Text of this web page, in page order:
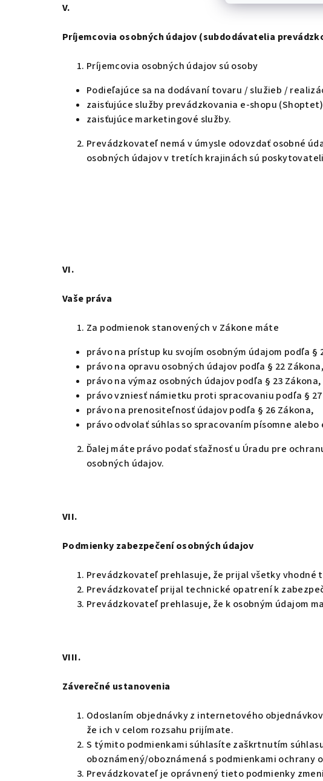
V.
Príjemcovia osobných údajov (subdodávatelia
Príjemcovia osobných údajov sú osoby
Podieľajúce sa na dodávaní tovaru / služieb /
zaisťujúce služby prevádzkovania e-shopu
zaisťujúce marketingové služby.
Prevádzkovateľ nemá v úmysle odovzdať osobné
osobných údajov v tretích krajinách sú
VI.
Vaše práva
Za podmienok stanovených v Zákone máte
právo na prístup ku svojím osobným údajom podľa §
právo na opravu osobných údajov podľa § 22
právo na výmaz osobných údajov podľa § 23 Zákona,
právo vzniesť námietku proti spracovaniu podľa §
právo na prenositeľnosť údajov podľa § 26 Zákona,
právo odvolať súhlas so spracovaním písomne
Ďalej máte právo podať sťažnosť u Úradu pre
osobných údajov.
VII.
Podmienky zabezpečení osobných údajov
Prevádzkovateľ prehlasuje, že prijal všetky vhodné
Prevádzkovateľ prijal technické opatrení k
Prevádzkovateľ prehlasuje, že k osobným údajom
VIII.
Záverečné ustanovenia
Odoslaním objednávky z internetového
že ich v celom rozsahu prijímate.
S týmito podmienkami súhlasíte zaškrtnutím
oboznámený/oboznámená s podmienkami ochrany
Prevádzkovateľ je oprávnený tieto podmienky